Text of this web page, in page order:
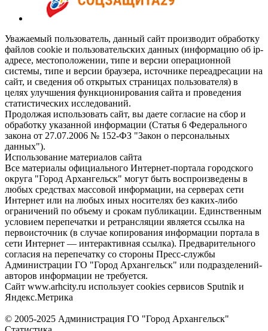
Уважаемый пользователь, данный сайт производит обработку
файлов cookie и пользовательских данных (информацию об ip-
адресе, местоположении, типе и версии операционной
системы, типе и версии браузера, источнике переадресации на
сайт, и сведения об открытых страницах пользователя) в
целях улучшения функционирования сайта и проведения
статистических исследований.
Продолжая использовать сайт, вы даете согласие на сбор и
обработку указанной информации (Статья 6 Федерального
закона от 27.07.2006 № 152-ФЗ "Закон о персональных
данных").
Использование материалов сайта
Все материалы официального Интернет-портала городского
округа "Город Архангельск" могут быть воспроизведены в
любых средствах массовой информации, на серверах сети
Интернет или на любых иных носителях без каких-либо
ограничений по объему и срокам публикации. Единственным
условием перепечатки и ретрансляции является ссылка на
первоисточник (в случае копирования информации портала в
сети Интернет — интерактивная ссылка). Предварительного
согласия на перепечатку со стороны Пресс-службы
Администрации ГО "Город Архангельск" или подразделений-
авторов информации не требуется.
Сайт www.arhcity.ru использует cookies сервисов Sputnik и
Яндекс.Метрика
© 2005-2025 Администрация ГО "Город Архангельск"